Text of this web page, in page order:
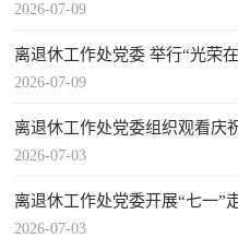
2026-07-09
离退休工作处党委 举行“光荣
2026-07-09
离退休工作处党委组织观看庆
2026-07-03
离退休工作处党委开展“七一”
2026-07-03